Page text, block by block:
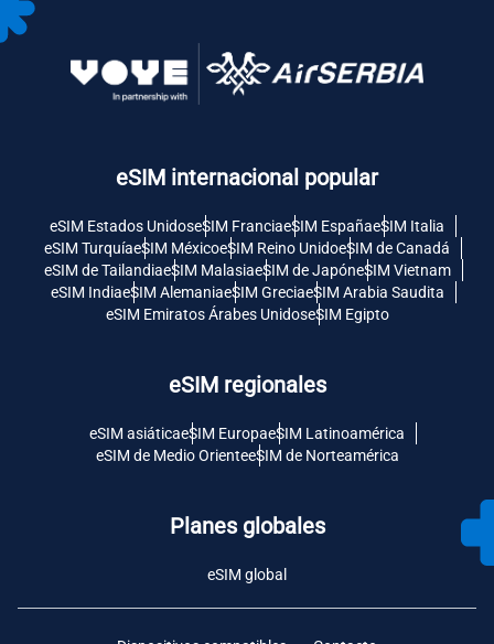
eSIM internacional popular
eSIM Estados UnidoseSIM FranciaeSIM EspañaeSIM Italia
eSIM TurquíaeSIM MéxicoeSIM Reino UnidoeSIM de Canadá
eSIM de TailandiaeSIM MalasiaeSIM de JapóneSIM Vietnam
eSIM IndiaeSIM AlemaniaeSIM GreciaeSIM Arabia Saudita
eSIM Emiratos Árabes UnidoseSIM Egipto
eSIM regionales
eSIM asiáticaeSIM EuropaeSIM Latinoamérica
eSIM de Medio OrienteeSIM de Norteamérica
Planes globales
eSIM global